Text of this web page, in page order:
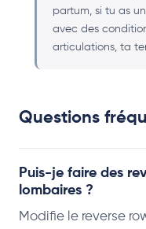
partum, si tu as
avec des
articulations, ta
Questions
Puis-je faire des
lombaires ?
Modifie le reverse